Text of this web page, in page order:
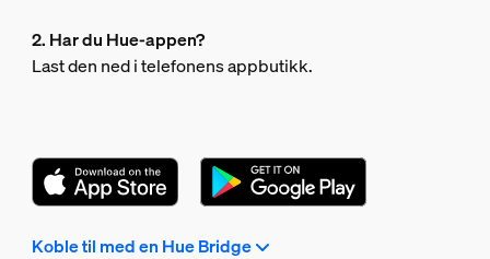
2. Har du Hue-appen?
Last den ned i telefonens appbutikk.
Koble til med en Hue Bridge